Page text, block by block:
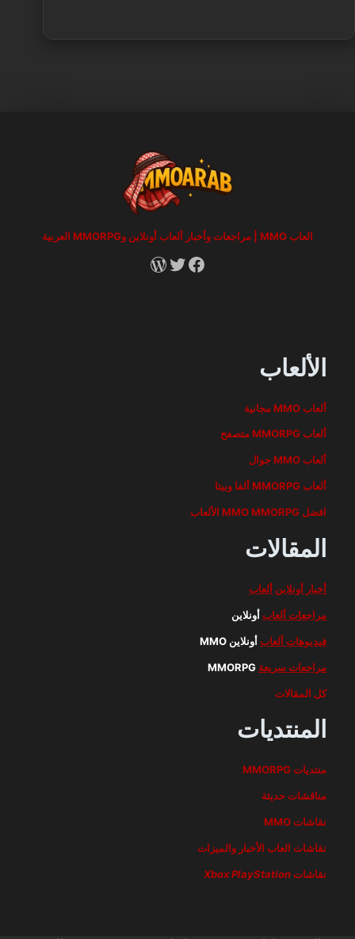
العاب MMO | مراجعات وأخبار ألعاب أونلاين وMMORPG العربية
Facebook
X
RSS
الألعاب
ألعاب MMO مجانية
ألعاب MMORPG متصفح
ألعاب MMO جوال
ألعاب MMORPG ألفا وبيتا
افضل MMO MMORPG الألعاب
المقالات
أخبار أونلاين ألعاب
مراجعات ألعاب أونلاين
فيديوهات ألعاب أونلاين MMO
مراجعات سريعة
كل المقالات
المنتديات
منتديات MMORPG
مناقشات حديثة
نقاشات MMO
نقاشات العاب الأخبار والميزات
نقاشات XboxPlayStation